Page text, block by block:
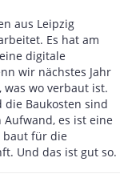
aus Leipzig
Es hat am
digitale
wir nächstes Jahr
was wo verbaut ist.
die Baukosten sind
Aufwand, es ist eine
baut für die
Und das ist gut so.